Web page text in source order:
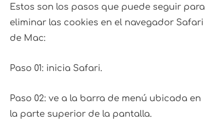
Estos son los pasos que puede seguir para
eliminar las cookies en el navegador Safari
de Mac:
Paso 01: inicia Safari.
Paso 02: ve a la barra de menú ubicada en
la parte superior de la pantalla.